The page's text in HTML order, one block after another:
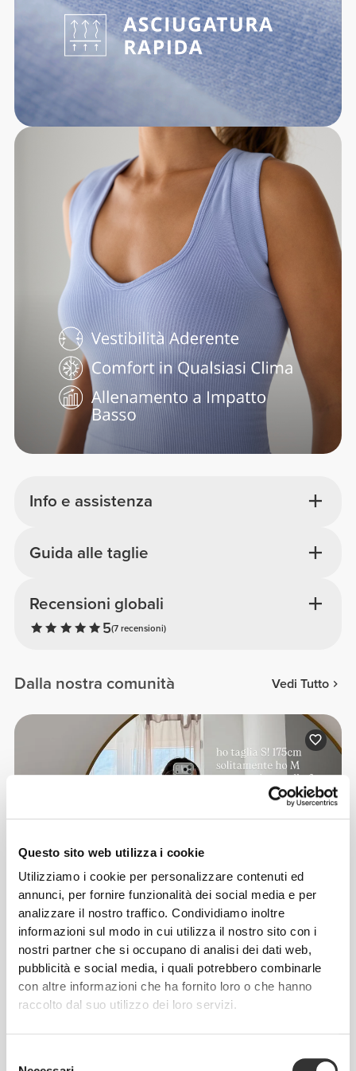
Questo sito web utilizza i cookie
Utilizziamo i cookie per personalizzare contenuti ed
annunci, per fornire funzionalità dei social media e per
analizzare il nostro traffico. Condividiamo inoltre
informazioni sul modo in cui utilizza il nostro sito con i
nostri partner che si occupano di analisi dei dati web,
pubblicità e social media, i quali potrebbero combinarle
con altre informazioni che ha fornito loro o che hanno
raccolto dal suo utilizzo dei loro servizi.
Info e assistenza
Recensioni globali
5(7 recensioni)
Guida alle taglie
Dalla nostra comunità Vedi Tutto
benny